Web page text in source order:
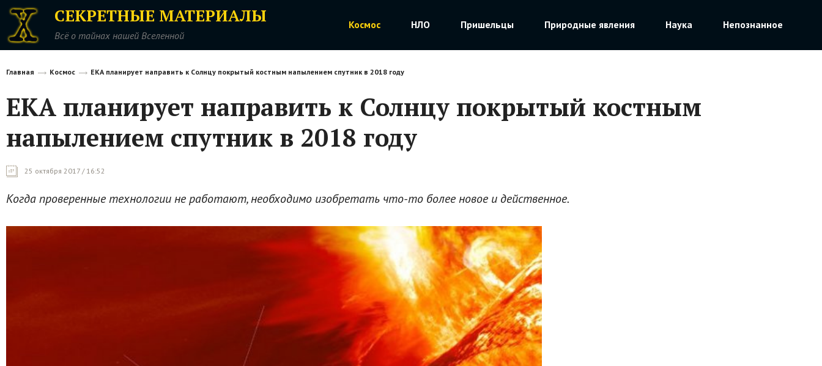
СЕКРЕТНЫЕ МАТЕРИАЛЫ
Всё о тайнах нашей Вселенной
Космос НЛО Пришельцы Природные явления Наука Непознанное
Главная Космос ЕКА планирует направить к Солнцу покрытый костным напылением спутник в 2018 году
ЕКА планирует направить к Солнцу покрытый костным
напылением спутник в 2018 году
25 октября 2017 / 16:52
Когда проверенные технологии не работают, необходимо изобретать что-то более новое и действенное.